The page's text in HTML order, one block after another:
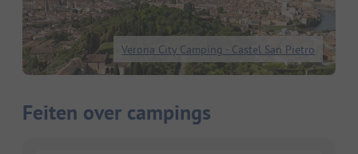
Verona City Camping - Castel San Pietro
Feiten over campings